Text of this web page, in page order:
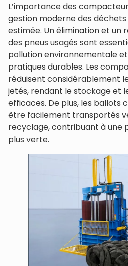
L’importance des
gestion moderne des
estimée. Un élimination et un
des pneus usagés sont
pollution environnementale
pratiques durables. Les
réduisent considérablement
jetés, rendant le stockage et
efficaces. De plus, les ballots
être facilement transportés
recyclage, contribuant à une
plus verte.